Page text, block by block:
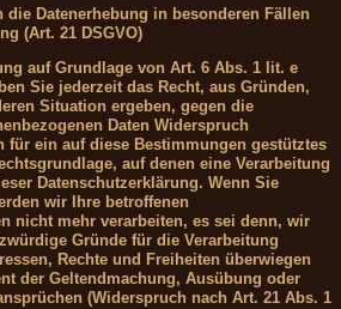
die Datenerhebung in besonderen Fällen
(Art. 21 DSGVO)
auf Grundlage von Art. 6 Abs. 1 lit. e
Sie jederzeit das Recht, aus Gründen,
Situation ergeben, gegen die
Daten Widerspruch
für ein auf diese Bestimmungen gestütztes
auf denen eine Verarbeitung
Datenschutzerklärung. Wenn Sie
wir Ihre betroffenen
nicht mehr verarbeiten, es sei denn, wir
Gründe für die Verarbeitung
Rechte und Freiheiten überwiegen
der Geltendmachung, Ausübung oder
(Widerspruch nach Art. 21 Abs. 1